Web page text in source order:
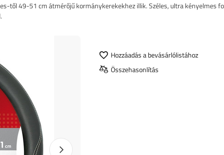
től 49-51 cm átmérőjű kormánykerekekhez illik. Széles, ultra kényelmes
Következő fotó
Hozzáadás a bevásárlólistához
Összehasonlítás